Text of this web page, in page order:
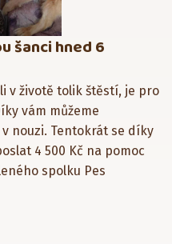
šanci hned 6
v životě tolik štěstí, je pro
vám můžeme
nouzi. Tentokrát se díky
4 500 Kč na pomoc
spolku Pes